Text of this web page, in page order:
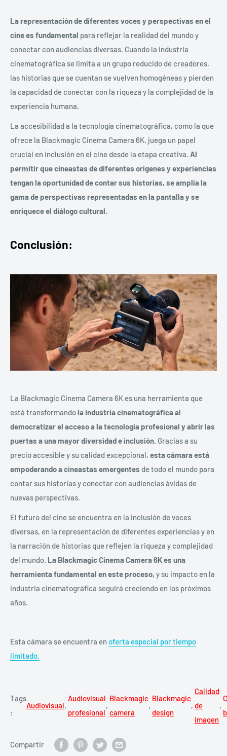
La representación de diferentes voces y perspectivas en el
cine es fundamental para reflejar la realidad del mundo y
conectar con audiencias diversas. Cuando la industria
cinematográfica se limita a un grupo reducido de creadores,
las historias que se cuentan se vuelven homogéneas y pierden
la capacidad de conectar con la riqueza y la complejidad de la
experiencia humana.
La accesibilidad a la tecnología cinematográfica, como la que
ofrece la Blackmagic Cinema Camera 6K, juega un papel
crucial en inclusión en el cine desde la etapa creativa. Al
permitir que cineastas de diferentes orígenes y experiencias
tengan la oportunidad de contar sus historias, se amplía la
gama de perspectivas representadas en la pantalla y se
enriquece el diálogo cultural.
Conclusión:
La Blackmagic Cinema Camera 6K es una herramienta que
está transformandola industria cinematográfica al
democratizar el acceso a la tecnología profesional y abrir las
puertas a una mayor diversidad e inclusión. Gracias a su
precio accesible y su calidad excepcional, esta cámara está
empoderando a cineastas emergentes de todo el mundo para
contar sus historias y conectar con audiencias ávidas de
nuevas perspectivas.
El futuro del cine se encuentra en la inclusión de voces
diversas, en la representación de diferentes experiencias y en
la narración de historias que reflejen la riqueza y complejidad
del mundo. La Blackmagic Cinema Camera 6K es una
herramienta fundamental en este proceso, y su impacto en la
industria cinematográfica seguirá creciendo en los próximos
años.
Esta cámara se encuentra en oferta especial por tiempo
limitado.
Tags
:
Audiovisual,
Audiovisual
profesional
,
Blackmagic
camera
,
Blackmagic
design
,
Calidad
de
imagen
,
Compartir